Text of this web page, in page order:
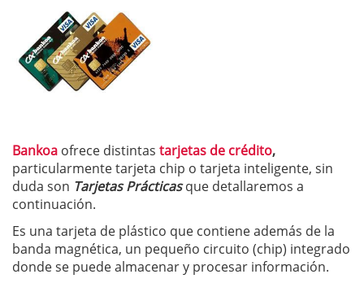
Bankoa ofrece distintas tarjetas de crédito,
particularmente tarjeta chip o tarjeta inteligente, sin
duda son Tarjetas Prácticasque detallaremos a
continuación.
Es una tarjeta de plástico que contiene además de la
banda magnética, un pequeño circuito (chip) integrado
donde se puede almacenar y procesar información.